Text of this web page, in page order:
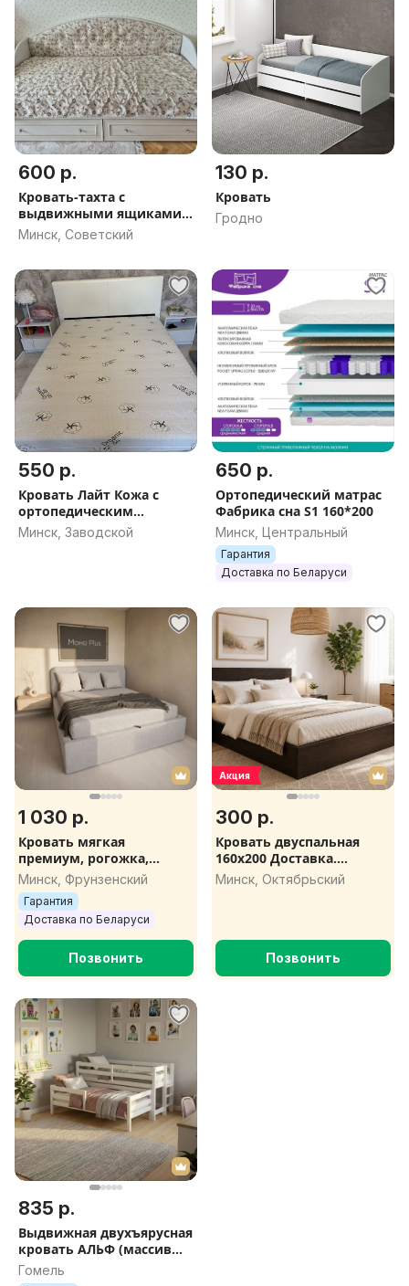
600 р.
Кровать-тахта с
выдвижными ящиками
и матрасом
Минск, Советский
130 р.
Кровать
Гродно
550 р.
Кровать Лайт Кожа с
ортопедическим
матрасом
Минск, Заводской
650 р.
Ортопедический матрас
Фабрика сна S1 160*200
Минск, Центральный
Гарантия
Доставка по Беларуси
1 030 р.
Кровать мягкая
премиум, рогожка,
матрасы, рассрочка
Халва, гарантия, без
посредников
Минск, Фрунзенский
Гарантия
Доставка по Беларуси
Позвонить
Акция
300 р.
Кровать двуспальная
160х200 Доставка.
Матрасы Вегас 180х200,
160х200, 140х200,
Минск, Октябрьский
Позвонить
835 р.
Выдвижная двухъярусная
кровать АЛЬФ (массив
сосны) кровать Альма
Гомель